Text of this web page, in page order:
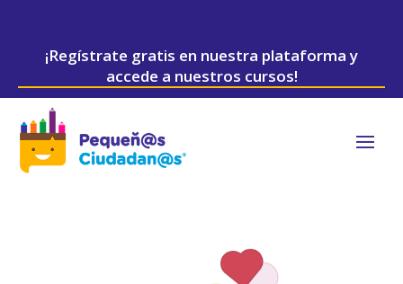
¡Regístrate gratis en nuestra plataforma y
accede a nuestros cursos!